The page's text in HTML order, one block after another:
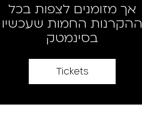
אך מזומנים לצפות בכל
ההקרנות החמות שעכשיו
בסינמטק
Tickets